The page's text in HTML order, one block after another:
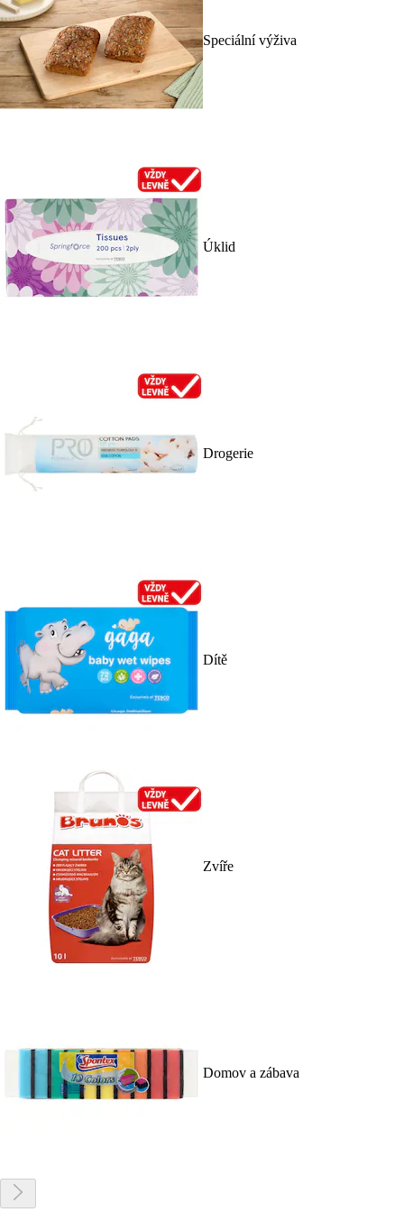
Speciální výživa
Úklid
Drogerie
Dítě
Zvíře
Domov a zábava